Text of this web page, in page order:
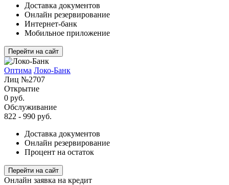
Доставка документов
Онлайн резервирование
Интернет-банк
Мобильное приложение
Перейти на сайт
Оптима Локо-Банк
Лиц №2707
Открытие
0 руб.
Обслуживание
822 - 990 руб.
Доставка документов
Онлайн резервирование
Процент на остаток
Перейти на сайт
Онлайн заявка на кредит